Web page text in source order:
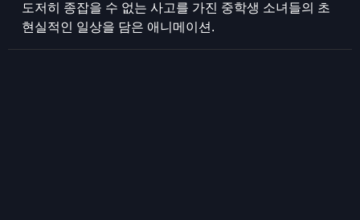
도저히 종잡을 수 없는 사고를 가진 중학생 소녀들의 초
현실적인 일상을 담은 애니메이션.